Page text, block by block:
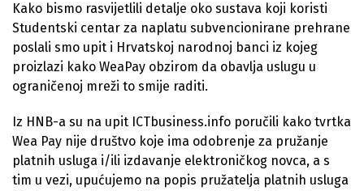
Kako bismo rasvijetlili detalje oko sustava koji koristi
Studentski centar za naplatu subvencionirane prehrane
poslali smo upit i Hrvatskoj narodnoj banci iz kojeg
proizlazi kako WeaPay obzirom da obavlja uslugu u
ograničenoj mreži to smije raditi.
Iz HNB-a su na upit ICTbusiness.info poručili kako tvrtka
Wea Pay nije društvo koje ima odobrenje za pružanje
platnih usluga i/ili izdavanje elektroničkog novca, a s
tim u vezi, upućujemo na popis pružatelja platnih usluga